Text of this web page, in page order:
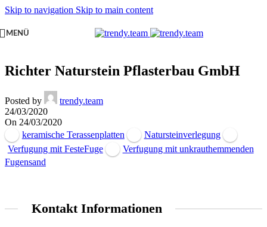
Skip to navigation Skip to main content
MENÜ
Richter Naturstein Pflasterbau GmbH
Posted by
trendy.team
24/03/2020
On 24/03/2020
keramische Terassenplatten
Natursteinverlegung
Verfugung mit FesteFuge
Verfugung mit unkrauthemmenden
Fugensand
Kontakt Informationen